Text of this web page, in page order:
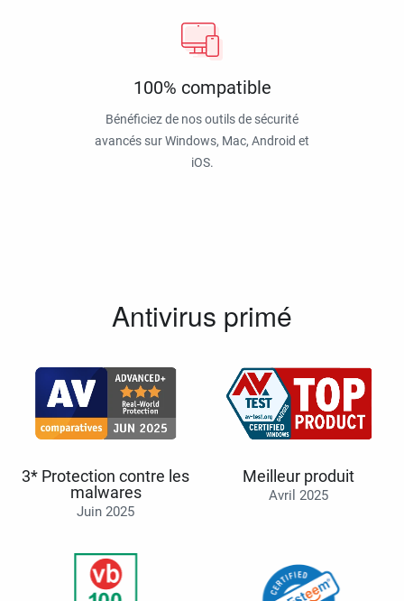
100% compatible
Bénéficiez de nos outils de sécurité
avancés sur Windows, Mac, Android et
iOS.
Antivirus primé
3* Protection contre les
malwares
Juin 2025
Meilleur produit
Avril 2025